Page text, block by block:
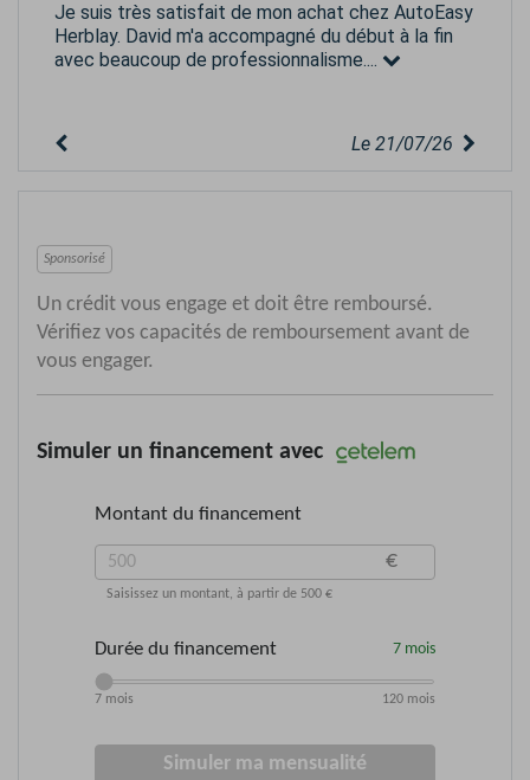
Je suis très satisfait de mon achat chez AutoEasy
Herblay. David m'a accompagné du début à la fin
avec beaucoup de professionnalisme....
Le 21/07/26